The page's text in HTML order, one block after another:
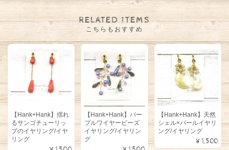
RELATED ITEMS
こちらもおすすめ
【Hank+Hank】揺れ
るサンゴチューリッ
プのイヤリング/イヤ
リング
【Hank+Hank】パー
プルワイヤービーズ
イヤリング/イヤリン
グ
【Hank+Hank】天然
シェル×パールイヤリ
ング/イヤリング
¥1,500